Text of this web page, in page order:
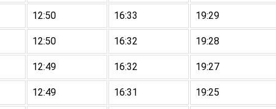
12:50 16:33 19:29
12:50 16:32 19:28
12:49 16:32 19:27
12:49 16:31 19:25